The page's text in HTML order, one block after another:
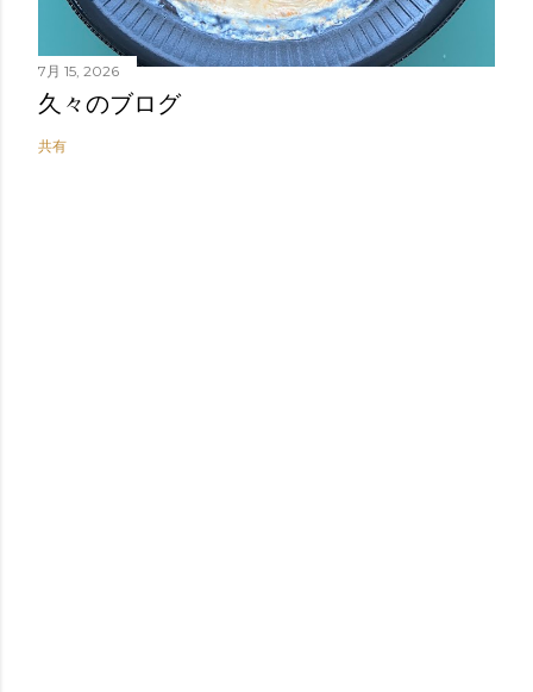
7月 15, 2026
久々のブログ
共有